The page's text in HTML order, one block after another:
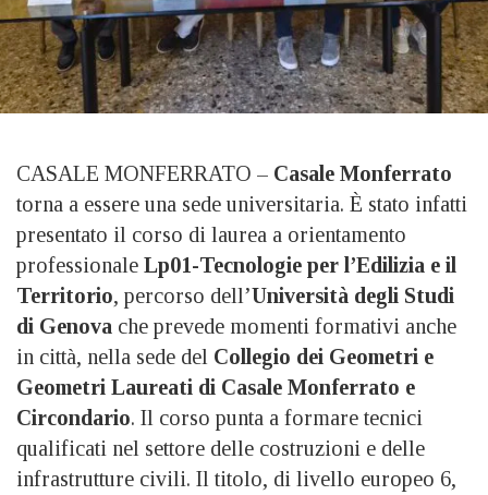
CASALE MONFERRATO – Casale Monferrato
torna a essere una sede universitaria. È stato infatti
presentato il corso di laurea a orientamento
professionale Lp01-Tecnologie per l’Edilizia e il
Territorio, percorso dell’Università degli Studi
di Genova che prevede momenti formativi anche
in città, nella sede del Collegio dei Geometri e
Geometri Laureati di Casale Monferrato e
Circondario. Il corso punta a formare tecnici
qualificati nel settore delle costruzioni e delle
infrastrutture civili. Il titolo, di livello europeo 6,